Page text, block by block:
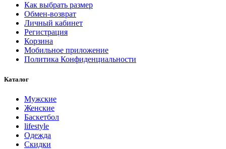
Как выбрать размер
Обмен-возврат
Личный кабинет
Регистрация
Корзина
Мобильное приложение
Политика Конфиденциальности
Каталог
Мужские
Женские
Баскетбол
lifestyle
Одежда
Скидки